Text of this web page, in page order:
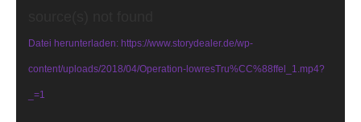
Datei herunterladen: https://www.storydealer.de/wp-
content/uploads/2018/04/Operation-lowresTru%CC%88ffel_1.mp4?
_=1